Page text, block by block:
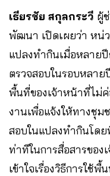
เธียรชัย สกุลกระวี ผู้
พัฒนา เปิดเผยว่า หน่
แปลงทำกินเมื่อหลาย
ตรวจสอบในรอบหลาย
พื้นที่ของเจ้าหน้าที่ไม่
งานเพื่อแจ้งให้ทางชุม
สอบในแปลงทำกินโด
ท่าทีในการสื่อสารของ
เข้าใจเรื่องวิธีการใช้